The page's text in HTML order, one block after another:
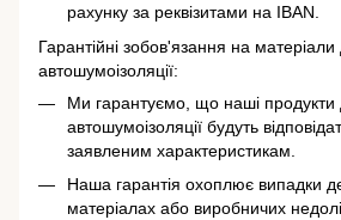
рахунку за реквізитами на IBAN.
Гарантійні зобов'язання на матеріали
автошумоізоляції:
Ми гарантуємо, що наші продукти
автошумоізоляції будуть
заявленим характеристикам.
Наша гарантія охоплює випадки
матеріалах або виробничих